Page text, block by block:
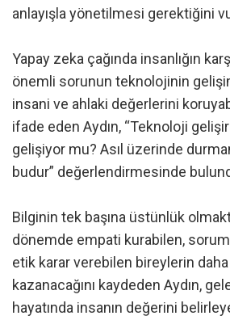
anlayışla yönetilmesi gerektiğini
Yapay zeka çağında insanlığın
önemli sorunun teknolojinin
insani ve ahlaki değerlerini
ifade eden Aydın, “Teknoloji
gelişiyor mu? Asıl üzerinde
budur” değerlendirmesinde
Bilginin tek başına üstünlük
dönemde empati kurabilen,
etik karar verebilen bireylerin
kazanacağını kaydeden Aydın,
hayatında insanın değerini